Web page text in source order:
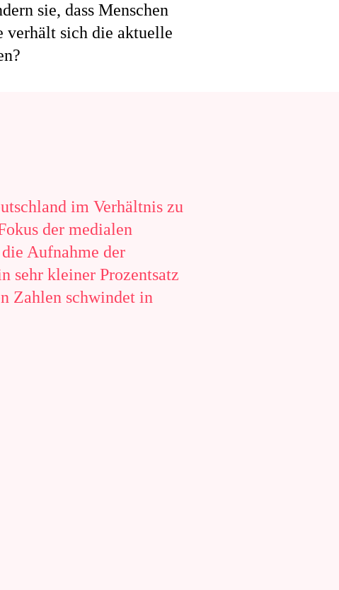
sie, dass Menschen
verhält sich die aktuelle
im Verhältnis zu
der medialen
Aufnahme der
sehr kleiner Prozentsatz
Zahlen schwindet in